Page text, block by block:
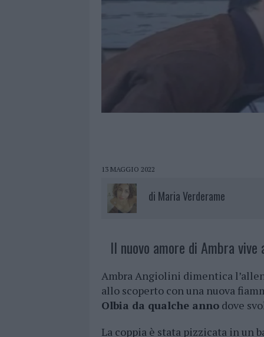
13 MAGGIO 2022
di Maria Verderame
Il nuovo amore di Ambra vive
Ambra Angiolini dimentica
allo scoperto con una nuova
Olbia da qualche anno dove
La coppia è stata pizzicata in un